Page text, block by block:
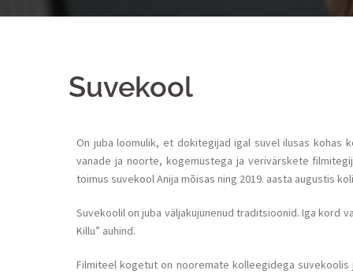
Suvekool
On juba loomulik, et dokitegijad igal suvel ilusas kohas
vanade ja noorte, kogemustega ja verivärskete
toimus suvekool Anija mõisas ning 2019. aasta augustis
Suvekoolil on juba väljakujunenud traditsioonid. Iga kord
Killu” auhind.
Filmiteel kogetut on nooremate kolleegidega suvekoolis